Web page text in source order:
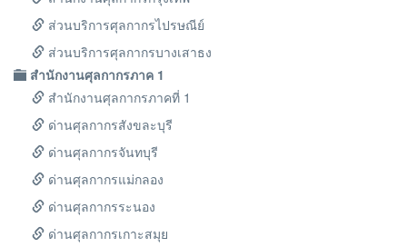
ส่วนบริการศุลกากรไปรษณีย์
ส่วนบริการศุลกากรบางเสาธง
สำนักงานศุลกากรภาค 1
สำนักงานศุลกากรภาคที่ 1
ด่านศุลกากรสังขละบุรี
ด่านศุลกากรจันทบุรี
ด่านศุลกากรแม่กลอง
ด่านศุลกากรระนอง
ด่านศุลกากรเกาะสมุย